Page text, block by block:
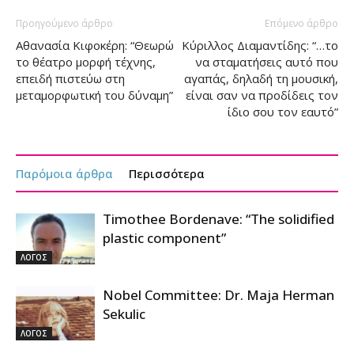
Προηγούμενο άρθρο
Αθανασία Κιφοκέρη: “Θεωρώ
το θέατρο μορφή τέχνης,
επειδή πιστεύω στη
μεταμορφωτική του δύναμη”
Επόμενο άρθρο
Κύριλλος Διαμαντίδης: “…το
να σταματήσεις αυτό που
αγαπάς, δηλαδή τη μουσική,
είναι σαν να προδίδεις τον
ίδιο σου τον εαυτό”
Παρόμοια άρθρα Περισσότερα
ΛΟΓΟΣ
Timothee Bordenave: “The solidified
plastic component”
ΛΟΓΟΣ
Nobel Committee: Dr. Maja Herman
Sekulic